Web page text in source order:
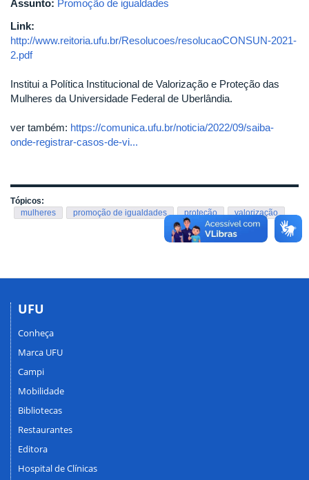
Assunto: Promoção de igualdades
Link:
http://www.reitoria.ufu.br/Resolucoes/resolucaoCONSUN-2021-
2.pdf
Institui a Política Institucional de Valorização e Proteção das
Mulheres da Universidade Federal de Uberlândia.
ver também: https://comunica.ufu.br/noticia/2022/09/saiba-
onde-registrar-casos-de-vi...
Tópicos:
mulheres
promoção de igualdades proteção valorização
UFU
Conheça
Marca UFU
Campi
Mobilidade
Bibliotecas
Restaurantes
Editora
Hospital de Clínicas